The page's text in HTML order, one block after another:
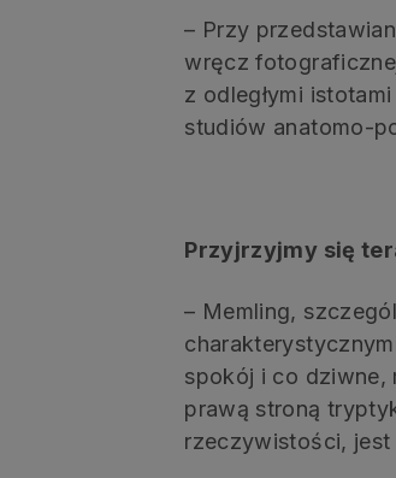
– Przy
wręcz
z odległymi
studiów anatomo-
Przyjrzyjmy się
– Memling,
spokój i co dziwne,
prawą stroną
rzeczywistości, jest